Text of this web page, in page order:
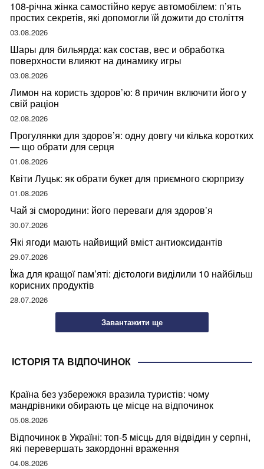
108-річна жінка самостійно керує автомобілем: п’ять
простих секретів, які допомогли їй дожити до століття
03.08.2026
Шары для бильярда: как состав, вес и обработка
поверхности влияют на динамику игры
03.08.2026
Лимон на користь здоров’ю: 8 причин включити його у
свій раціон
02.08.2026
Прогулянки для здоров’я: одну довгу чи кілька коротких
— що обрати для серця
01.08.2026
Квіти Луцьк: як обрати букет для приємного сюрпризу
01.08.2026
Чай зі смородини: його переваги для здоров’я
30.07.2026
Які ягоди мають найвищий вміст антиоксидантів
29.07.2026
Їжа для кращої пам’яті: дієтологи виділили 10 найбільш
корисних продуктів
28.07.2026
Завантажити ще
ІСТОРІЯ ТА ВІДПОЧИНОК
Країна без узбережжя вразила туристів: чому
мандрівники обирають це місце на відпочинок
05.08.2026
Відпочинок в Україні: топ-5 місць для відвідин у серпні,
які перевершать закордонні враження
04.08.2026